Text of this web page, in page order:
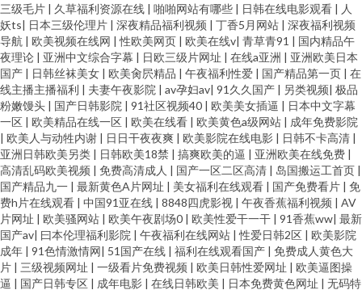
三级毛片 | 久草福利资源在线 | 啪啪网站有哪些 | 日韩在线电影观看 | 人
妖ts| 日本三级伦理片 | 深夜精品福利视频 | 丁香5月网站 | 深夜福利视频
导航 | 欧美视频在线网 |性欧美网页 | 欧美在线v| 青草青91 | 国内精品午
夜理论 | 亚洲中文综合字幕 | 日欧三级片网址 | 在线a亚洲 | 亚洲欧美日本
国产 | 日韩丝袜美女 | 欧美肏屄精品 | 午夜福利性爱 | 国产精品第一页 | 在
线主播主播福利 | 夫妻午夜影院 | av孕妇av| 91久久国产 | 另类视频| 极品
粉嫩馒头 | 国产日韩影院 | 91社区视频40 | 欧美美女插逼 | 日本中文字幕
一区 | 欧美精品在线一区 | 欧美在线看 | 欧美黄色a级网站 | 成年免费影院
| 欧美人与动牲内谢 | 日日干夜夜爽 | 欧美影院在线电影 | 日韩不卡高清 |
亚洲日韩欧美另类 | 日韩欧美18禁 | 搞爽欧美的逼 | 亚洲欧美在线免费 |
高清乱码欧美视频 | 免费高清成人 | 国产一区二区高清 | 岛国搬运工首页 |
国产精品九一 | 最新黄色A片网址 | 美女福利在线观看 | 国产免费看片 | 免
费h片在线观看 | 中国91亚在线 | 8848四虎影视 | 午夜香蕉福利视频 | AV
片网址 | 欧美骚网站 | 欧美午夜剧场0 | 欧美性爱干一干 | 91香蕉ww| 最新
国产av| 曰本伦理福利影院 | 午夜福利在线网站 |性爱日韩2区 | 欧美影院
成年 | 91色情激情网| 51国产在线 | 福利在线观看国产 | 免费成人黄色大
片 | 三级视频网址 | 一级看片免费视频 | 欧美日韩性爱网址 | 欧美逼图操
逼 | 国产日韩专区 | 成年电影 | 在线日韩欧美 | 日本免费黄色网址 | 无码特